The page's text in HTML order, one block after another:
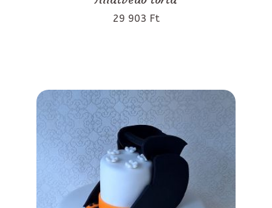
29 903 Ft